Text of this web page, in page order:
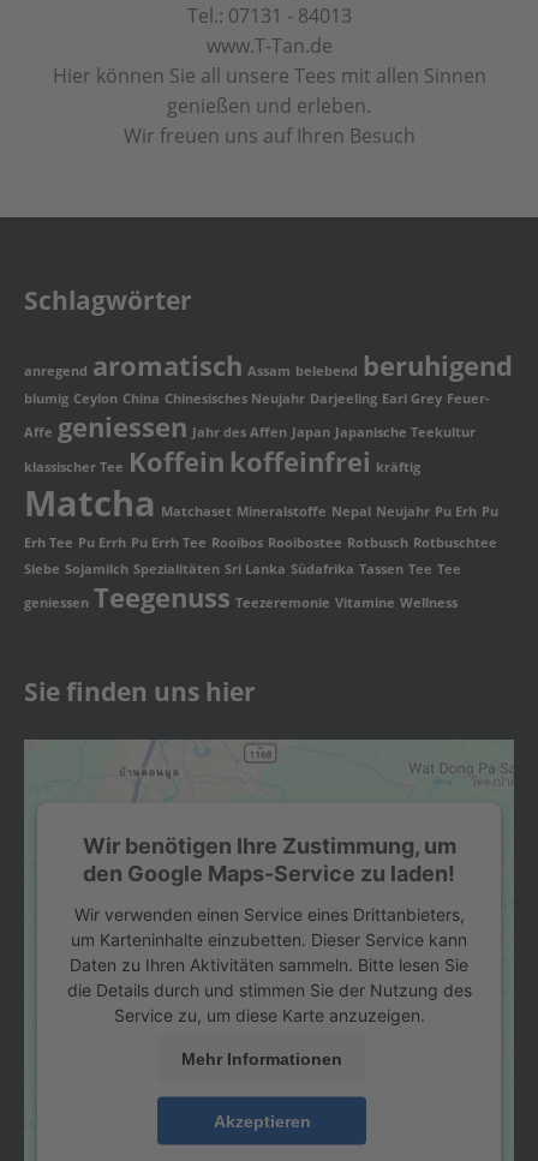
Tel.: 07131 - 84013
www.T-Tan.de
Hier können Sie all unsere Tees mit allen Sinnen
genießen und erleben.
Wir freuen uns auf Ihren Besuch
Schlagwörter
anregend aromatisch Assam belebend beruhigend
blumig Ceylon China Chinesisches Neujahr Darjeeling Earl Grey Feuer-
Affe geniessen Jahr des Affen Japan Japanische Teekultur
klassischer Tee Koffein koffeinfrei kräftig
Matcha Matchaset Mineralstoffe Nepal Neujahr Pu Erh Pu
Erh Tee Pu Errh Pu Errh Tee Rooibos Rooibostee Rotbusch Rotbuschtee
Siebe Sojamilch Spezialitäten Sri Lanka Südafrika Tassen Tee Tee
geniessen Teegenuss Teezeremonie Vitamine Wellness
Sie finden uns hier
Wir benötigen Ihre Zustimmung, um
den Google Maps-Service zu laden!
Wir verwenden einen Service eines Drittanbieters,
um Karteninhalte einzubetten. Dieser Service kann
Daten zu Ihren Aktivitäten sammeln. Bitte lesen Sie
die Details durch und stimmen Sie der Nutzung des
Service zu, um diese Karte anzuzeigen.
Mehr Informationen
Akzeptieren